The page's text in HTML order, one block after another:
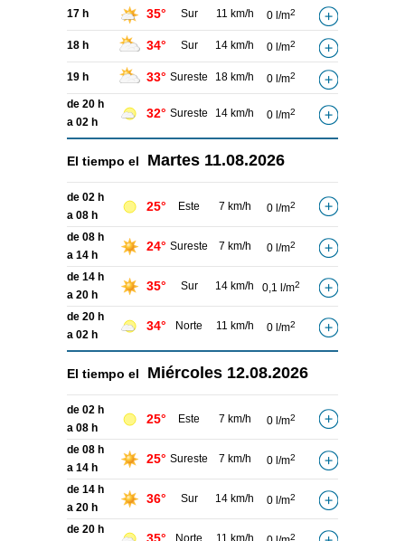
17 h 35° Sur 11 km/h 0 l/m2
18 h 34° Sur 14 km/h 0 l/m2
19 h 33° Sureste 18 km/h 0 l/m2
de 20 h
a 02 h
32° Sureste 14 km/h 0 l/m2
El tiempo el Martes 11.08.2026
de 02 h
a 08 h
25° Este 7 km/h 0 l/m2
de 08 h
a 14 h
24° Sureste 7 km/h 0 l/m2
de 14 h
a 20 h
35° Sur 14 km/h 0,1 l/m2
de 20 h
a 02 h
34° Norte 11 km/h 0 l/m2
El tiempo el Miércoles 12.08.2026
de 02 h
a 08 h
25° Este 7 km/h 0 l/m2
de 08 h
a 14 h
25° Sureste 7 km/h 0 l/m2
de 14 h
a 20 h
36° Sur 14 km/h 0 l/m2
de 20 h
2